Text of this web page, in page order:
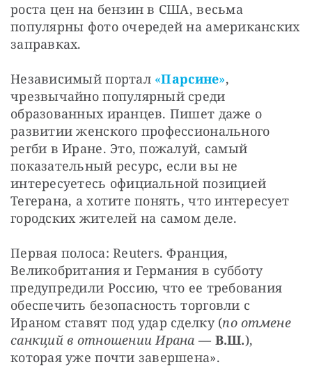
роста цен на бензин в США, весьма
популярны фото очередей на американских
заправках.
Независимый портал «Парсине»,
чрезвычайно популярный среди
образованных иранцев. Пишет даже о
развитии женского профессионального
регби в Иране. Это, пожалуй, самый
показательный ресурс, если вы не
интересуетесь официальной позицией
Тегерана, а хотите понять, что интересует
городских жителей на самом деле.
Первая полоса: Reuters. Франция,
Великобритания и Германия в субботу
предупредили Россию, что ее требования
обеспечить безопасность торговли с
Ираном ставят под удар сделку (по отмене
санкций в отношении Ирана — В.Ш.),
которая уже почти завершена».